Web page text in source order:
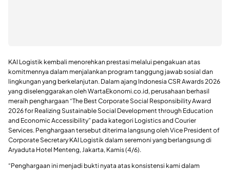
KAI Logistik kembali menorehkan prestasi melalui pengakuan atas
komitmennya dalam menjalankan program tanggung jawab sosial dan
lingkungan yang berkelanjutan. Dalam ajang Indonesia CSR Awards 2026
yang diselenggarakan oleh WartaEkonomi.co.id, perusahaan berhasil
meraih penghargaan “The Best Corporate Social Responsibility Award
2026 for Realizing Sustainable Social Development through Education
and Economic Accessibility” pada kategori Logistics and Courier
Services. Penghargaan tersebut diterima langsung oleh Vice President of
Corporate Secretary KAI Logistik dalam seremoni yang berlangsung di
Aryaduta Hotel Menteng, Jakarta, Kamis (4/6).
“Penghargaan ini menjadi bukti nyata atas konsistensi kami dalam